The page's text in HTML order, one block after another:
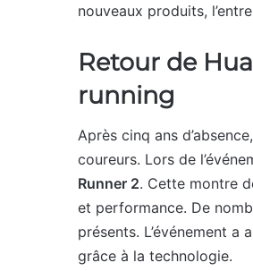
nouveaux produits,
Retour de
running
Après cinq ans d’absence,
coureurs. Lors de
Runner 2. Cette montre
et performance. De
présents. L’événement a
grâce à la technologie.